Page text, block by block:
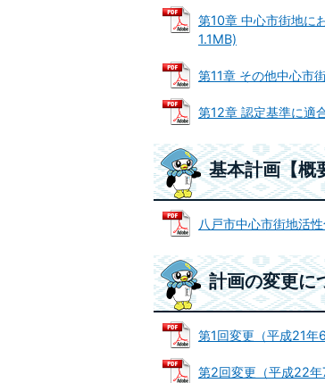
第10章 中心市街地に
1.1MB)
第11章 その他中心市
第12章 認定基準に適
基本計画【概
八戸市中心市街地活
計画の変更に
第1回変更（平成21
第2回変更（平成22年